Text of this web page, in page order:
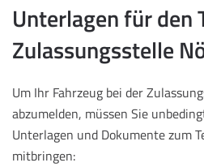
Unterlagen für den
Zulassungsstelle
Um Ihr Fahrzeug bei der
abzumelden, müssen Sie
Unterlagen und Dokumente zum
mitbringen: